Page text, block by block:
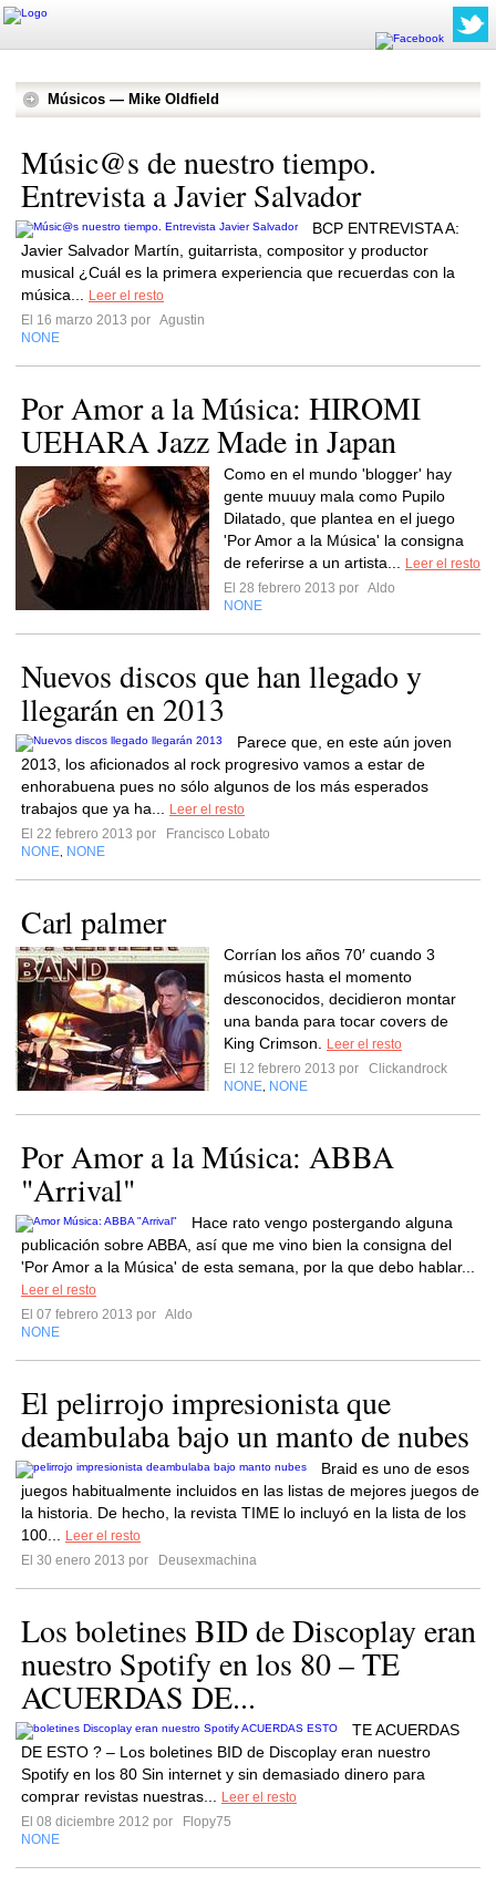
Músicos — Mike Oldfield
Músic@s de nuestro tiempo.
Entrevista a Javier Salvador
BCP ENTREVISTA A:
Javier Salvador Martín, guitarrista, compositor y productor
musical ¿Cuál es la primera experiencia que recuerdas con la
música...
Leer el resto
El 16 marzo 2013 por Agustin
NONE
Por Amor a la Música: HIROMI
UEHARA Jazz Made in Japan
Como en el mundo 'blogger' hay
gente muuuy mala como Pupilo
Dilatado, que plantea en el juego
'Por Amor a la Música' la consigna
de referirse a un artista...
Leer el resto
El 28 febrero 2013 por Aldo
NONE
Nuevos discos que han llegado y
llegarán en 2013
Parece que, en este aún joven
2013, los aficionados al rock progresivo vamos a estar de
enhorabuena pues no sólo algunos de los más esperados
trabajos que ya ha...
Leer el resto
El 22 febrero 2013 por
Francisco Lobato
NONE NONE
Carl palmer
Corrían los años 70′ cuando 3
músicos hasta el momento
desconocidos, decidieron montar
una banda para tocar covers de
King Crimson.
Leer el resto
El 12 febrero 2013 por
Clickandrock
NONE NONE
Por Amor a la Música: ABBA
"Arrival"
Hace rato vengo postergando alguna
publicación sobre ABBA, así que me vino bien la consigna del
'Por Amor a la Música' de esta semana, por la que debo hablar...
Leer el resto
El 07 febrero 2013 por Aldo
NONE
El pelirrojo impresionista que
deambulaba bajo un manto de nubes
Braid es uno de esos
juegos habitualmente incluidos en las listas de mejores juegos de
la historia. De hecho, la revista TIME lo incluyó en la lista de los
100...
Leer el resto
El 30 enero 2013 por
Deusexmachina
Los boletines BID de Discoplay eran
nuestro Spotify en los 80 – TE
ACUERDAS DE...
TE ACUERDAS
DE ESTO ? – Los boletines BID de Discoplay eran nuestro
Spotify en los 80 Sin internet y sin demasiado dinero para
comprar revistas nuestras...
Leer el resto
El 08 diciembre 2012 por
Flopy75
NONE